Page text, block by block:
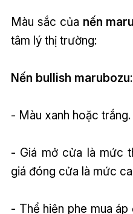
Màu sắc của nến
tâm lý thị trường:
Nến bullish marubozu:
- Màu xanh hoặc trắng.
- Giá mở cửa là mức
giá đóng cửa là mức
- Thể hiện phe mua